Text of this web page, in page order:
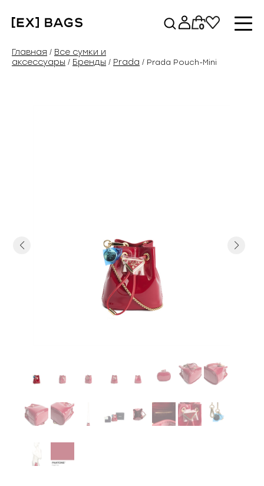
содержимому
0
Главная / Все сумки и
аксессуары / Бренды / Prada / Prada Pouch-Mini
Previous Next